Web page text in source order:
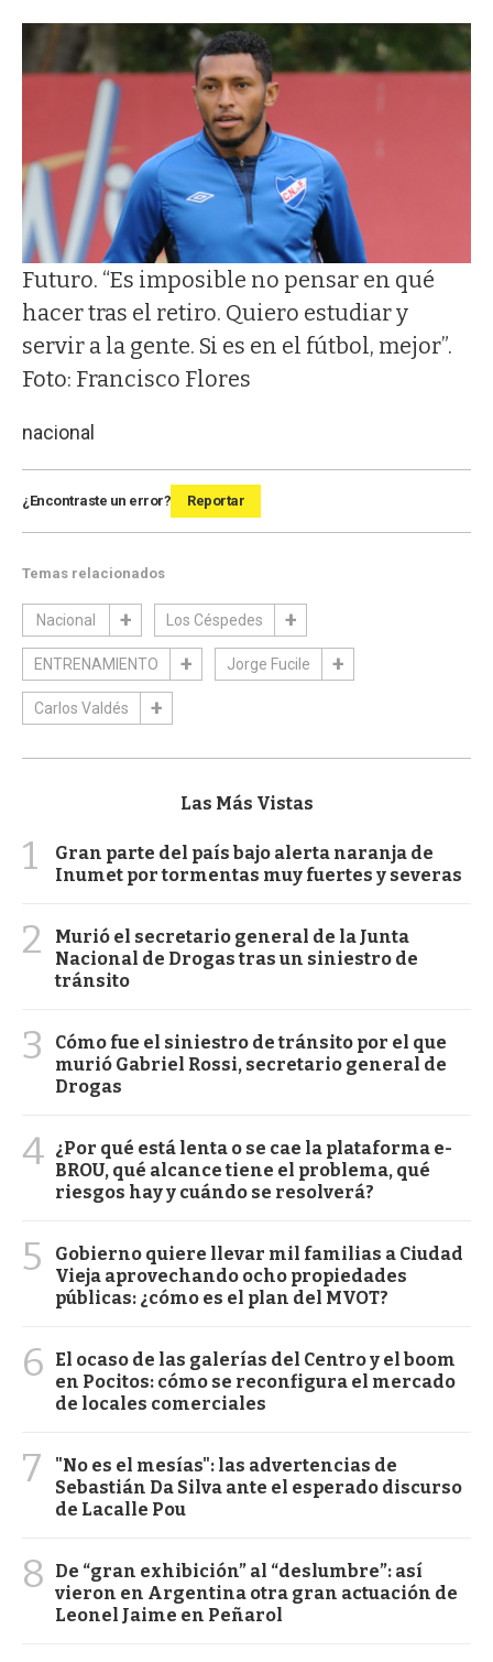
Futuro. “Es imposible no pensar en qué
hacer tras el retiro. Quiero estudiar y
servir a la gente. Si es en el fútbol, mejor”.
Foto: Francisco Flores
nacional
¿Encontraste un error? Reportar
Temas relacionados
Nacional Los Céspedes
ENTRENAMIENTO Jorge Fucile
Carlos Valdés
Las Más Vistas
1
Gran parte del país bajo alerta naranja de
Inumet por tormentas muy fuertes y severas
2
Murió el secretario general de la Junta
Nacional de Drogas tras un siniestro de
tránsito
3
Cómo fue el siniestro de tránsito por el que
murió Gabriel Rossi, secretario general de
Drogas
4 ¿Por qué está lenta o se cae la plataforma e-
BROU, qué alcance tiene el problema, qué
riesgos hay y cuándo se resolverá?
5
Gobierno quiere llevar mil familias a Ciudad
Vieja aprovechando ocho propiedades
públicas: ¿cómo es el plan del MVOT?
6
El ocaso de las galerías del Centro y el boom
en Pocitos: cómo se reconfigura el mercado
de locales comerciales
7
"No es el mesías": las advertencias de
Sebastián Da Silva ante el esperado discurso
de Lacalle Pou
8
De “gran exhibición” al “deslumbre”: así
vieron en Argentina otra gran actuación de
Leonel Jaime en Peñarol